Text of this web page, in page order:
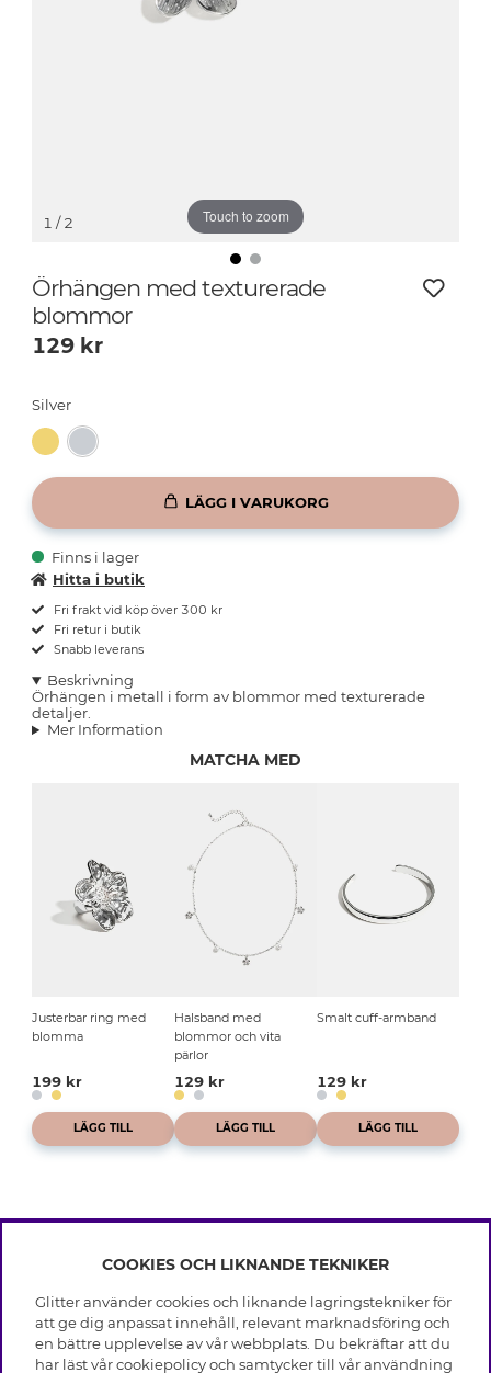
Touch to zoom
1 / 2
Örhängen med texturerade
blommor
129 kr
Silver
LÄGG I VARUKORG
Finns i lager
Hitta i butik
Fri frakt vid köp över 300 kr
Fri retur i butik
Snabb leverans
Beskrivning
Örhängen i metall i form av blommor med texturerade
detaljer.
Mer Information
MATCHA MED
Justerbar ring med
blomma
199 kr
LÄGG TILL
Halsband med
blommor och vita
pärlor
129 kr
LÄGG TILL
Smalt cuff-armband
129 kr
LÄGG TILL
INFO
Leverans
Villkor
Integritetspolicy
OM GLITTER
Black Friday
COOKIES OCH LIKNANDE TEKNIKER
Glitter använder cookies och liknande lagringstekniker för
att ge dig anpassat innehåll, relevant marknadsföring och
en bättre upplevelse av vår webbplats. Du bekräftar att du
har läst vår cookiepolicy och samtycker till vår användning